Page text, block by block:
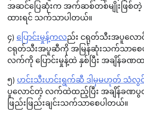
အဆင်ပြေဆုံးက အက်ဆစ်တစ်မျိုးဖြစ်တဲ့
ထားရင် သက်သာပါတယ်။
၄) ပြောင်းမှုန့်ကလည်း ငရုတ်သီးအပူလော
ငရုတ်သီးအပူဆီကို အမြန်ဆုံးသက်သာစေပ
လက်ကို ပြောင်းမှုန့်ထဲ နှစ်ပြီး အချိန်ခဏထ
၅) ဟင်းသီးဟင်းရွက်ဆီ ဒါမှမဟုတ် သံ
ပူလောင်တဲ့ လက်ထဲထည့်ပြီး အချိန်ခဏ
ဖြည်းဖြည်းချင်းသက်သာစေပါတယ်။